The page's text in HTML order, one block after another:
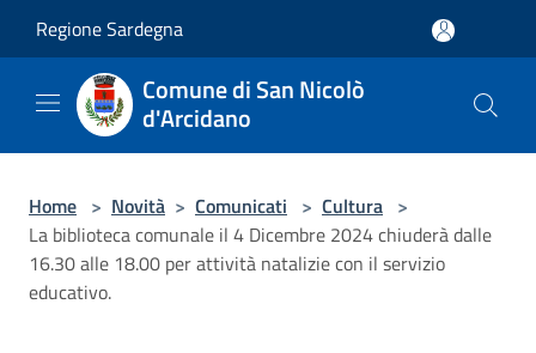
Regione Sardegna
Comune di San Nicolò
d'Arcidano
Home > Novità > Comunicati > Cultura >
La biblioteca comunale il 4 Dicembre 2024 chiuderà dalle
16.30 alle 18.00 per attività natalizie con il servizio
educativo.